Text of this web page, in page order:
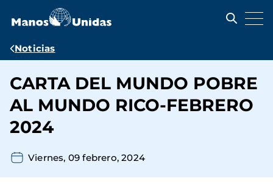
contenido
Ruta
navegación
Noticias
CARTA DEL MUNDO POBRE
AL MUNDO RICO-FEBRERO
2024
Viernes, 09 febrero, 2024